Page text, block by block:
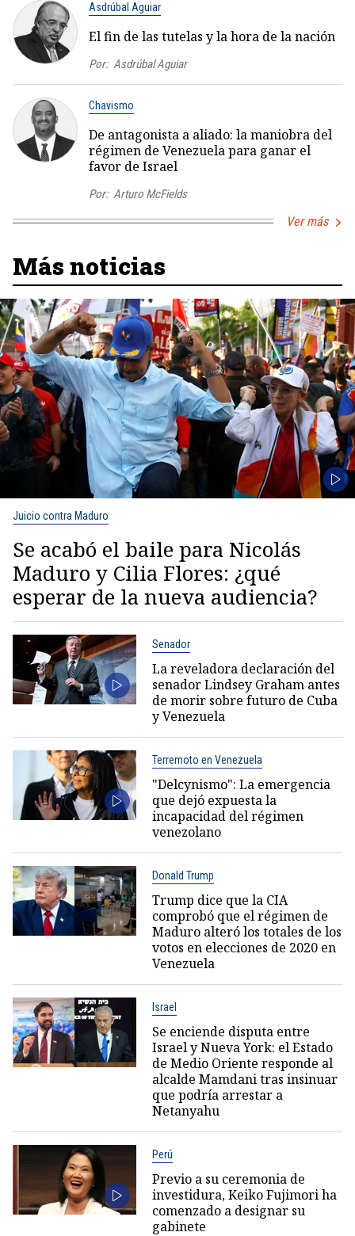
Asdrúbal Aguiar
El fin de las tutelas y la hora de la nación
Por: Asdrúbal Aguiar
Chavismo
De antagonista a aliado: la maniobra del
régimen de Venezuela para ganar el
favor de Israel
Por: Arturo McFields
Ver más
Más noticias
Juicio contra Maduro
Se acabó el baile para Nicolás
Maduro y Cilia Flores: ¿qué
esperar de la nueva audiencia?
Senador
La reveladora declaración del
senador Lindsey Graham antes
de morir sobre futuro de Cuba
y Venezuela
Terremoto en Venezuela
"Delcynismo": La emergencia
que dejó expuesta la
incapacidad del régimen
venezolano
Donald Trump
Trump dice que la CIA
comprobó que el régimen de
Maduro alteró los totales de los
votos en elecciones de 2020 en
Venezuela
Israel
Se enciende disputa entre
Israel y Nueva York: el Estado
de Medio Oriente responde al
alcalde Mamdani tras insinuar
que podría arrestar a
Netanyahu
Perú
Previo a su ceremonia de
investidura, Keiko Fujimori ha
comenzado a designar su
gabinete